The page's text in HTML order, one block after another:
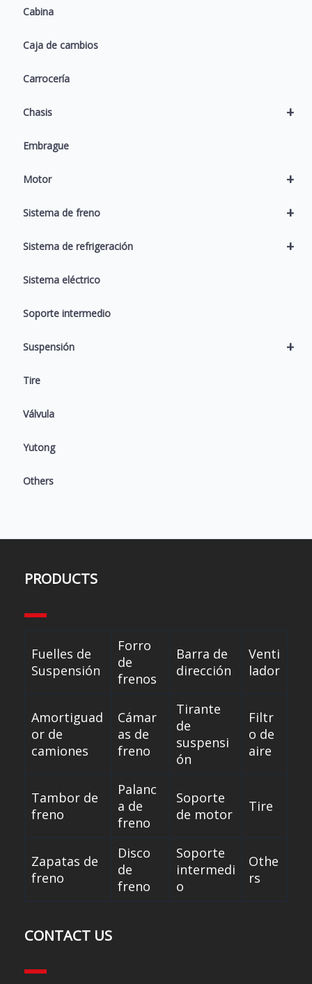
Cabina
Caja de cambios
Carrocería
+
Chasis
Embrague
+
Motor
+
Sistema de freno
+
Sistema de refrigeración
Sistema eléctrico
Soporte intermedio
+
Suspensión
Tire
Válvula
Yutong
Others
PRODUCTS
Fuelles de
Suspensión
Forro
de
frenos
Barra de
dirección
Venti
lador
Amortiguad
or de
camiones
Cámar
as de
freno
Tirante
de
suspensi
ón
Filtr
o de
aire
Tambor de
freno
Palanc
a de
freno
Soporte
de motor
Tire
Zapatas de
freno
Disco
de
freno
Soporte
intermedi
o
Othe
rs
CONTACT US